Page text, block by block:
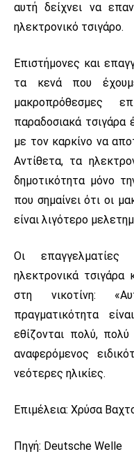
αυτή δείχνει να
ηλεκτρονικό τσιγάρο.
Επιστήμονες και
τα κενά που
μακροπρόθεσμες
παραδοσιακά τσιγάρα
με τον καρκίνο να
Αντίθετα, τα
δημοτικότητα μόνο
που σημαίνει ότι οι
είναι λιγότερο
Οι
ηλεκτρονικά τσιγάρα
στη νικοτίνη:
πραγματικότητα
εθίζονται πολύ, πολύ
αναφερόμενος
νεότερες ηλικίες.
Επιμέλεια: Χρύσα
Πηγή: Deutsche Welle